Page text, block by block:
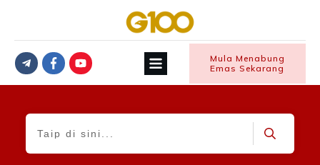
Mula Menabung
Emas Sekarang